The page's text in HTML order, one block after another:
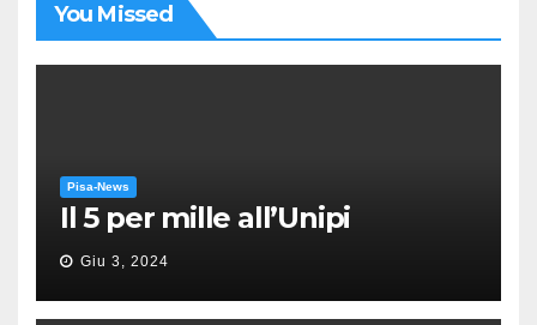
You Missed
Pisa-News
Il 5 per mille all’Unipi
Giu 3, 2024